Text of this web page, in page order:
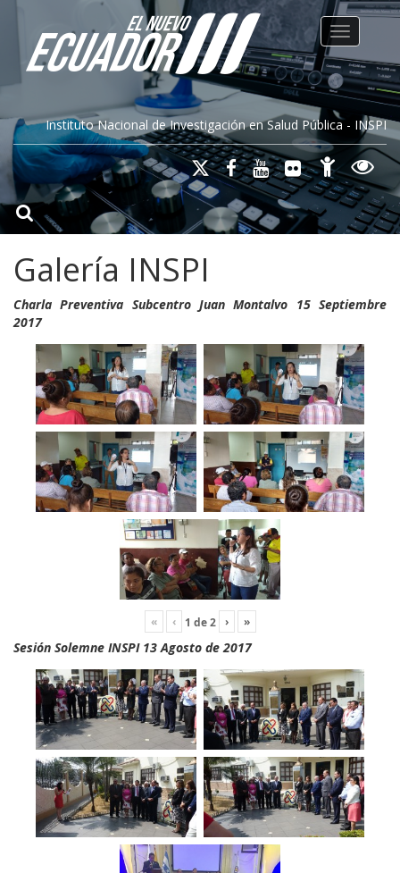
Instituto Nacional de Investigación en Salud Pública - INSPI
Toggle
Galería INSPI
Charla Preventiva Subcentro Juan Montalvo 15 Septiembre
2017
« ‹ 1 de2 › »
Sesión Solemne INSPI 13 Agosto de 2017